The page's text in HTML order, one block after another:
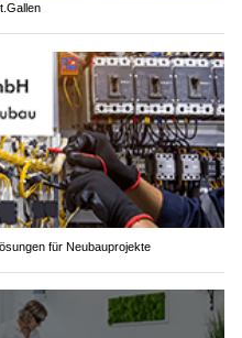
für Neubauprojekte